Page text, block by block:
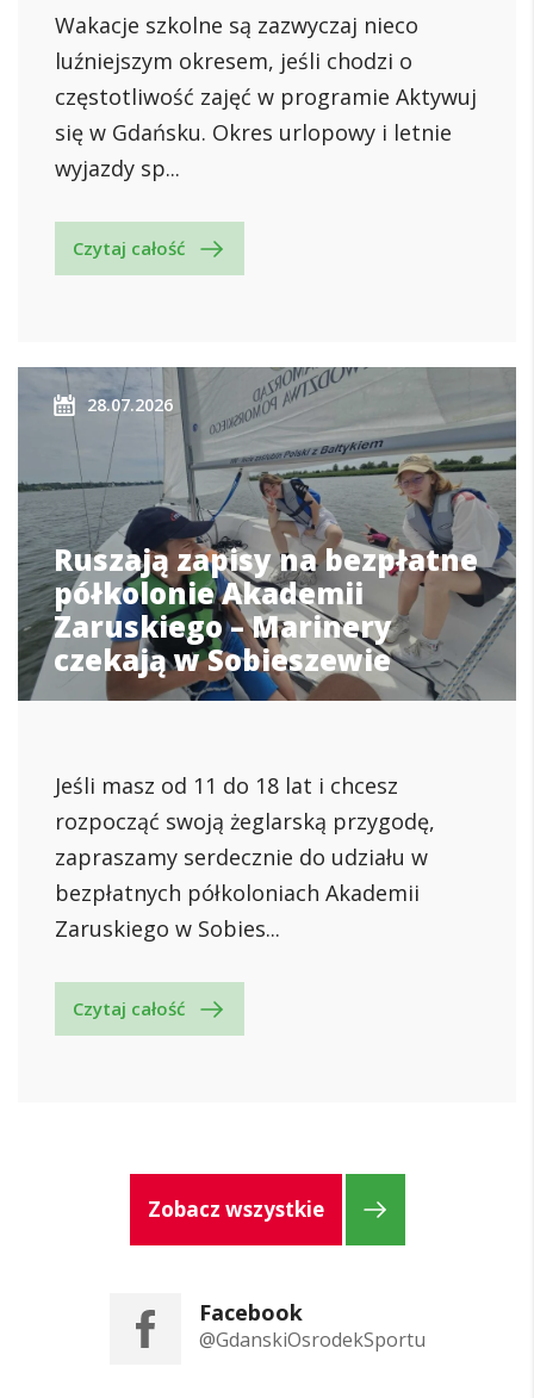
Wakacje szkolne są zazwyczaj nieco
luźniejszym okresem, jeśli chodzi o
częstotliwość zajęć w programie Aktywuj
się w Gdańsku. Okres urlopowy i letnie
wyjazdy sp...
Czytaj całość
28.07.2026
Ruszają zapisy na bezpłatne
półkolonie Akademii
Zaruskiego – Marinery
czekają w Sobieszewie
Jeśli masz od 11 do 18 lat i chcesz
rozpocząć swoją żeglarską przygodę,
zapraszamy serdecznie do udziału w
bezpłatnych półkoloniach Akademii
Zaruskiego w Sobies...
Czytaj całość
Zobacz wszystkie
Facebook
@GdanskiOsrodekSportu